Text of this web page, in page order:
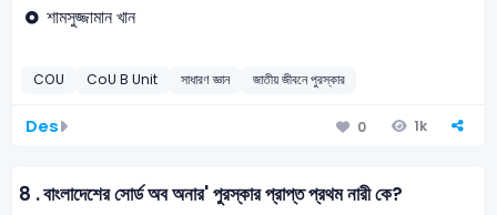
শামসুজ্জামান খান
COU CoU B Unit সাধারণ জ্ঞান জাতীয় জীবনে পুরস্কার
Des 0 1k
8 .বাংলাদেশের সাের্ড অব অনার' পুরস্কার প্রাপ্ত প্রথম নারী কে?